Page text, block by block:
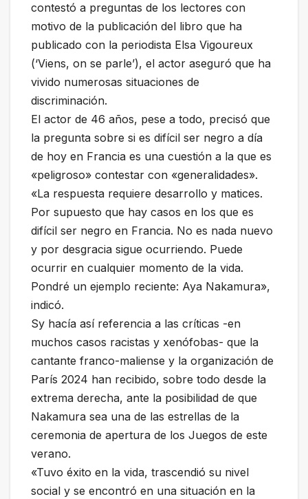
contestó a preguntas de los lectores con
motivo de la publicación del libro que ha
publicado con la periodista Elsa Vigoureux
(‘Viens, on se parle’), el actor aseguró que ha
vivido numerosas situaciones de
discriminación.
El actor de 46 años, pese a todo, precisó que
la pregunta sobre si es difícil ser negro a día
de hoy en Francia es una cuestión a la que es
«peligroso» contestar con «generalidades».
«La respuesta requiere desarrollo y matices.
Por supuesto que hay casos en los que es
difícil ser negro en Francia. No es nada nuevo
y por desgracia sigue ocurriendo. Puede
ocurrir en cualquier momento de la vida.
Pondré un ejemplo reciente: Aya Nakamura»,
indicó.
Sy hacía así referencia a las críticas -en
muchos casos racistas y xenófobas- que la
cantante franco-maliense y la organización de
París 2024 han recibido, sobre todo desde la
extrema derecha, ante la posibilidad de que
Nakamura sea una de las estrellas de la
ceremonia de apertura de los Juegos de este
verano.
«Tuvo éxito en la vida, trascendió su nivel
social y se encontró en una situación en la